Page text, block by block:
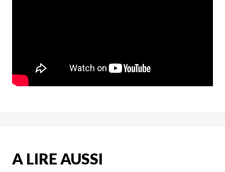
A LIRE AUSSI